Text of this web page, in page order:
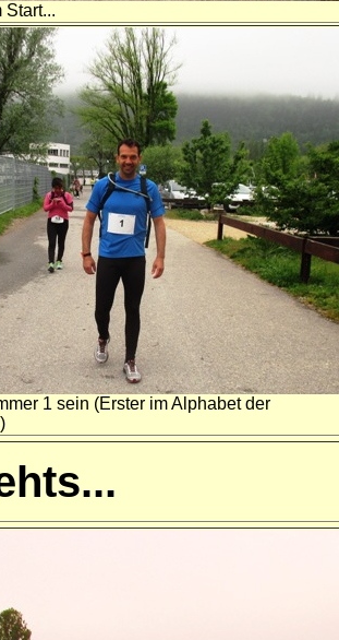
Start...
1 sein (Erster im Alphabet der
...